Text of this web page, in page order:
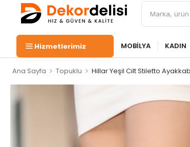
Hizmetlerimiz MOBİLYA KADIN
Ana Sayfa > Topuklu > Hillar Yeşil Cilt Stiletto